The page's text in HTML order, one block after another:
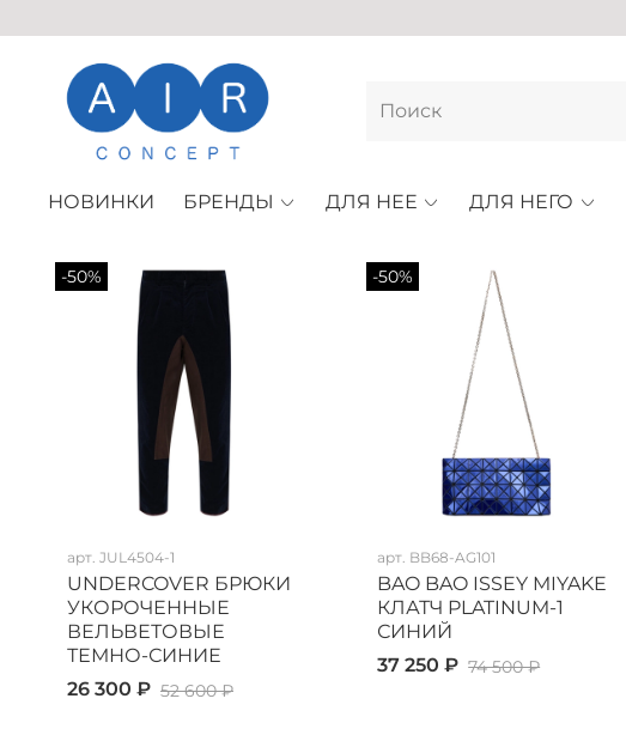
НОВИНКИ БРЕНДЫ ДЛЯ НЕЕ ДЛЯ НЕГО
-50%
арт. JUL4504-1
UNDERCOVER БРЮКИ
УКОРОЧЕННЫЕ
ВЕЛЬВЕТОВЫЕ
ТЕМНО-СИНИЕ
26 300 ₽ 52 600 ₽
-50%
арт. BB68-AG101
BAO BAO ISSEY MIYAKE
КЛАТЧ PLATINUM-1
СИНИЙ
37 250 ₽ 74 500 ₽